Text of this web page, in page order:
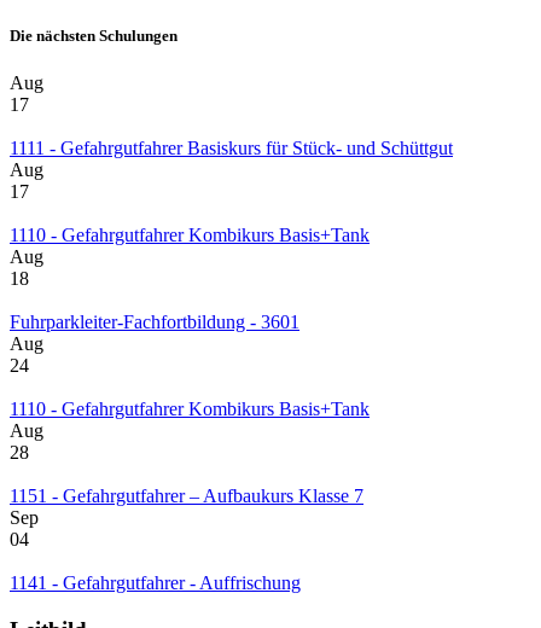
Die nächsten Schulungen
Aug
17
1111 - Gefahrgutfahrer Basiskurs für Stück- und Schüttgut
Aug
17
1110 - Gefahrgutfahrer Kombikurs Basis+Tank
Aug
18
Fuhrparkleiter-Fachfortbildung - 3601
Aug
24
1110 - Gefahrgutfahrer Kombikurs Basis+Tank
Aug
28
1151 - Gefahrgutfahrer – Aufbaukurs Klasse 7
Sep
04
1141 - Gefahrgutfahrer - Auffrischung